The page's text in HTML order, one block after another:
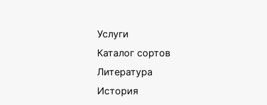
Услуги
Каталог сортов
Литература
История